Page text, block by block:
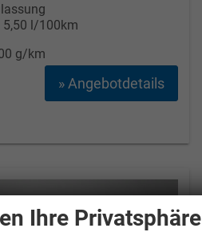
5,50 l/100km
g/km
» Angebotdetails
Ihre Privatsphäre